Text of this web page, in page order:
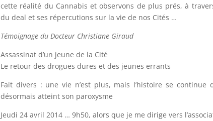
cette réalité du Cannabis et observons de plus prés, à
du deal et ses répercutions sur la vie de nos Cités …
Témoignage du Docteur Christiane Giraud
Assassinat d’un jeune de la Cité
Le retour des drogues dures et des jeunes errants
Fait divers : une vie n’est plus, mais l’histoire se
désormais atteint son paroxysme
Jeudi 24 avril 2014 … 9h50, alors que je me dirige vers